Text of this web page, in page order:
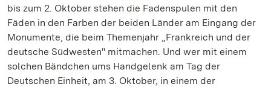
bis zum 2. Oktober stehen die Fadenspulen mit den
Fäden in den Farben der beiden Länder am Eingang der
Monumente, die beim Themenjahr „Frankreich und der
deutsche Südwesten" mitmachen. Und wer mit einem
solchen Bändchen ums Handgelenk am Tag der
Deutschen Einheit, am 3. Oktober, in einem der